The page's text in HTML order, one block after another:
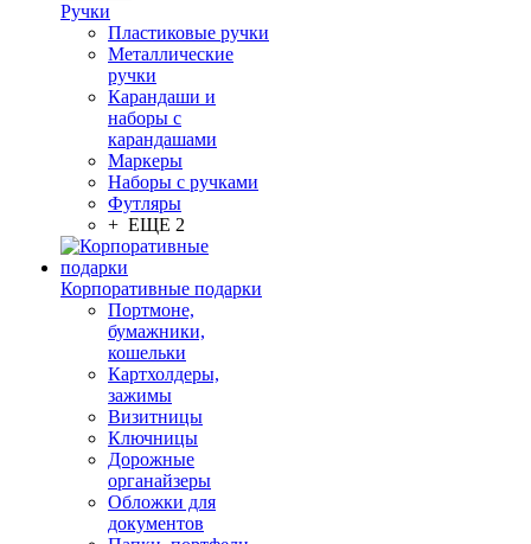
Ручки
Пластиковые ручки
Металлические
ручки
Карандаши и
наборы с
карандашами
Маркеры
Наборы с ручками
Футляры
+ ЕЩЕ 2
Корпоративные подарки
Портмоне,
бумажники,
кошельки
Картхолдеры,
зажимы
Визитницы
Ключницы
Дорожные
органайзеры
Обложки для
документов